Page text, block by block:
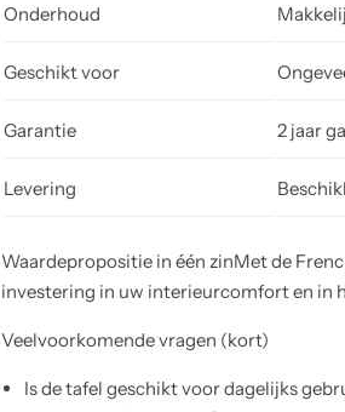
Onderhoud
Geschikt voor
Garantie 2 jaar
Levering
Waardepropositie in één zinMet de
investering in uw interieurcomfort en in
Veelvoorkomende vragen (kort)
Is de tafel geschikt voor dagelijks